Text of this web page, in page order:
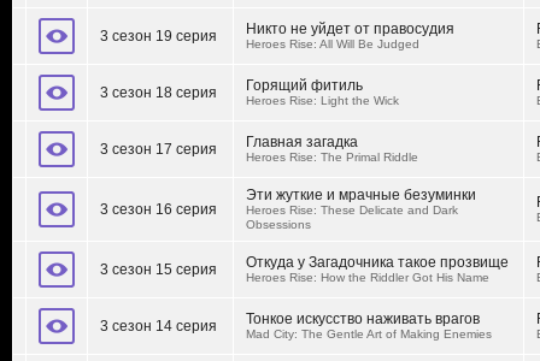
3 сезон 19 серия Никто не уйдет от правосудия
Heroes Rise: All Will Be Judged
3 сезон 18 серия Горящий фитиль
Heroes Rise: Light the Wick
3 сезон 17 серия Главная загадка
Heroes Rise: The Primal Riddle
3 сезон 16 серия
Эти жуткие и мрачные безуминки
Heroes Rise: These Delicate and Dark
Obsessions
3 сезон 15 серия Откуда у Загадочника такое прозвище
Heroes Rise: How the Riddler Got His Name
3 сезон 14 серия Тонкое искусство наживать врагов
Mad City: The Gentle Art of Making Enemies